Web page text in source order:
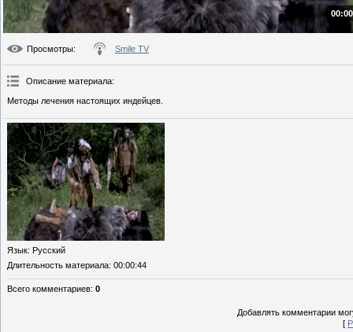
Просмотры: Smile TV
Описание материала:
Методы лечения настоящих индейцев.
Язык: Русский
Длительность материала: 00:00:44
Всего комментариев: 0
Добавлять комментарии
[